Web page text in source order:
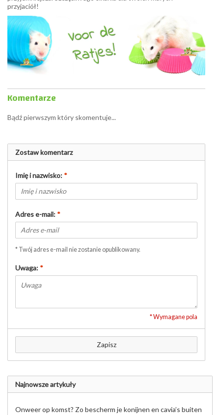
przyjaciół!
Komentarze
Bądź pierwszym który skomentuje...
Zostaw komentarz
Imię i nazwisko: *
Adres e-mail: *
* Twój adres e-mail nie zostanie opublikowany.
Uwaga: *
* Wymagane pola
Zapisz
Najnowsze artykuły
Onweer op komst? Zo bescherm je konijnen en cavia’s buiten